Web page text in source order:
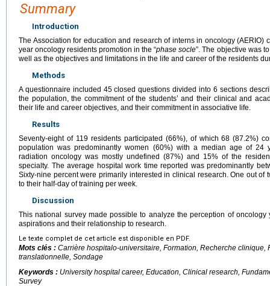
Summary
Introduction
The Association for education and research of interns in oncology (AERIO)
year oncology residents promotion in the “phase socle”. The objective was
well as the objectives and limitations in the life and career of the residents
Methods
A questionnaire included 45 closed questions divided into 6 sections
the population, the commitment of the students’ and their clinical and
their life and career objectives, and their commitment in associative life.
Results
Seventy-eight of 119 residents participated (66%), of which 68 (87.2%)
population was predominantly women (60%) with a median age of 24
radiation oncology was mostly undefined (87%) and 15% of the
specialty. The average hospital work time reported was predominantly
Sixty-nine percent were primarily interested in clinical research. One out of
to their half-day of training per week.
Discussion
This national survey made possible to analyze the perception of
aspirations and their relationship to research.
Le texte complet de cet article est disponible en PDF.
Mots clés : Carrière hospitalo-universitaire, Formation, Recherche clinique,
translationnelle, Sondage
Keywords : University hospital career, Education, Clinical research,
Survey